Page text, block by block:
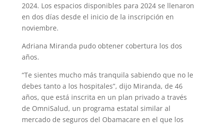
2024. Los espacios disponibles para 2024 se llenaron
en dos días desde el inicio de la inscripción en
noviembre.
Adriana Miranda pudo obtener cobertura los dos
años.
“Te sientes mucho más tranquila sabiendo que no le
debes tanto a los hospitales”, dijo Miranda, de 46
años, que está inscrita en un plan privado a través
de OmniSalud, un programa estatal similar al
mercado de seguros del Obamacare en el que los